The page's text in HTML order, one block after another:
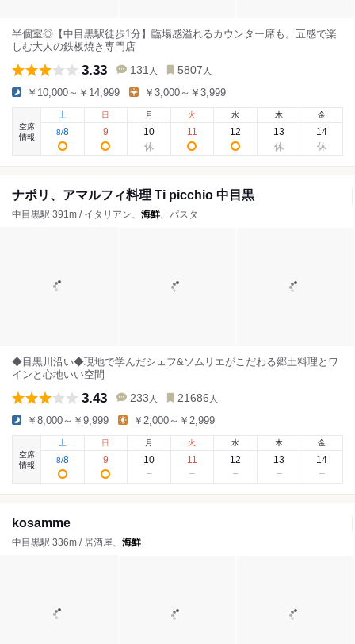
半個室◎【中目黒駅徒歩1分】臨場感溢れるカウンター席も。五感で楽
しむ大人の鉄板焼き専門店
3.33 131 人 5807 人
￥10,000～￥14,999 ￥3,000～￥3,999
空席
情報
土
8/8
日
9
月
10
火
11
水
12
木
13
金
14
ナポリ、アマルフィ料理 Ti picchio 中目黒
中目黒駅 391m / イタリアン、 海鮮、パスタ
◆目黒川沿い◆現地で学んだシェフ&ソムリエがこだわる郷土料理とワ
インと心地いい空間
3.43 233 人 21686 人
￥8,000～￥9,999 ￥2,000～￥2,999
空席
情報
土
8/8
日
9
月
10
火
11
水
12
木
13
金
14
kosamme
中目黒駅 336m / 居酒屋、 海鮮